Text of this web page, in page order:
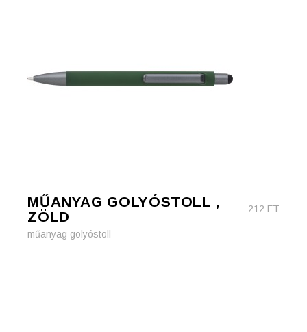
MŰANYAG GOLYÓSTOLL ,
ZÖLD
212 FT
műanyag golyóstoll